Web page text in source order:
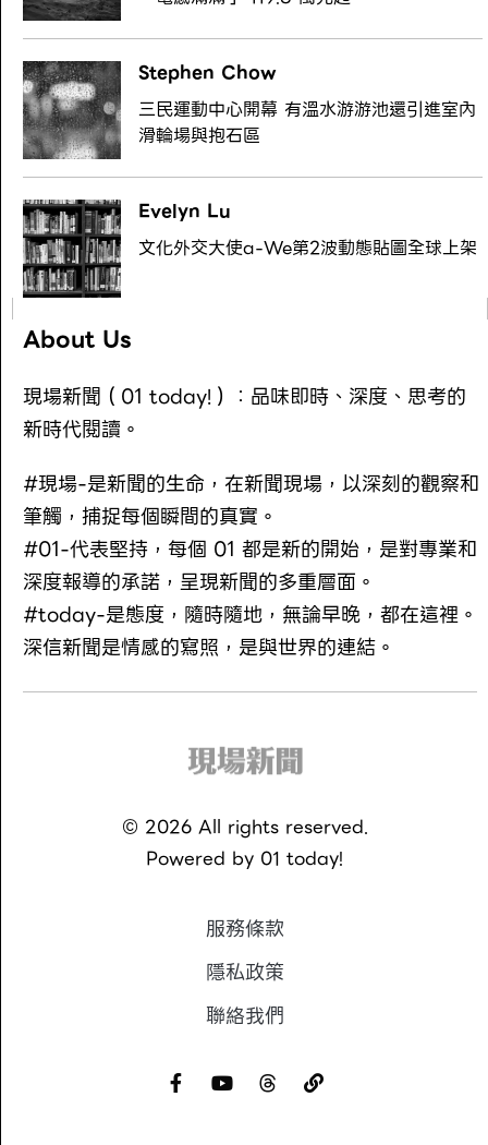
Stephen Chow
三民運動中心開幕 有溫水游游池還引進室內
滑輪場與抱石區
Evelyn Lu
文化外交大使a-We第2波動態貼圖全球上架
About Us
現場新聞（01 today!）：品味即時、深度、思考的
新時代閱讀。
#現場-是新聞的生命，在新聞現場，以深刻的觀察和
筆觸，捕捉每個瞬間的真實。
#01-代表堅持，每個 01 都是新的開始，是對專業和
深度報導的承諾，呈現新聞的多重層面。
#today-是態度，隨時隨地，無論早晚，都在這裡。
深信新聞是情感的寫照，是與世界的連結。
© 2026All rights reserved.
Powered by 01 today!
服務條款
隱私政策
聯絡我們